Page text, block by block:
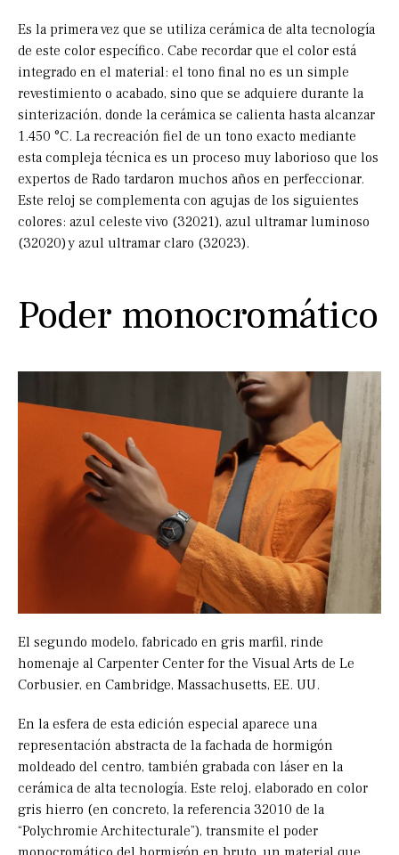
Es la primera vez que se utiliza cerámica de alta tecnología
de este color específico. Cabe recordar que el color está
integrado en el material: el tono final no es un simple
revestimiento o acabado, sino que se adquiere durante la
sinterización, donde la cerámica se calienta hasta alcanzar
1.450 °C. La recreación fiel de un tono exacto mediante
esta compleja técnica es un proceso muy laborioso que los
expertos de Rado tardaron muchos años en perfeccionar.
Este reloj se complementa con agujas de los siguientes
colores: azul celeste vivo (32021), azul ultramar luminoso
(32020) y azul ultramar claro (32023).
Poder monocromático
El segundo modelo, fabricado en gris marfil, rinde
homenaje al Carpenter Center for the Visual Arts de Le
Corbusier, en Cambridge, Massachusetts, EE. UU.
En la esfera de esta edición especial aparece una
representación abstracta de la fachada de hormigón
moldeado del centro, también grabada con láser en la
cerámica de alta tecnología. Este reloj, elaborado en color
gris hierro (en concreto, la referencia 32010 de la
“Polychromie Architecturale”), transmite el poder